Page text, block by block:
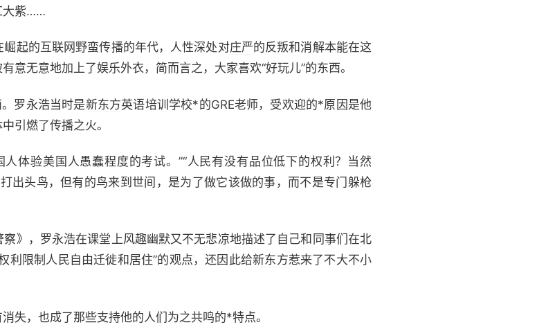
大紫……
起的互联网野蛮传播的年代，人性深处对庄严的反叛和消解本能在这
意无意地加上了娱乐外衣，简而言之，大家喜欢“好玩儿”的东西。
罗永浩当时是新东方英语培训学校*的GRE老师，受欢迎的*原因是他
引燃了传播之火。
体验美国人愚蠢程度的考试。”“人民有没有品位低下的权利？当然
出头鸟，但有的鸟来到世间，是为了做它该做的事，而不是专门躲枪
，罗永浩在课堂上风趣幽默又不无悲凉地描述了自己和同事们在北
利限制人民自由迁徙和居住”的观点，还因此给新东方惹来了不大不小
，也成了那些支持他的人们为之共鸣的*特点。